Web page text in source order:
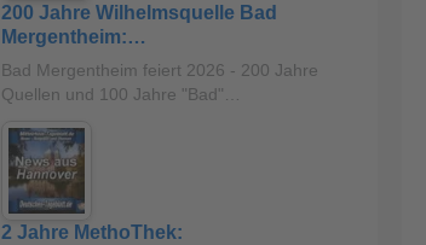
200 Jahre Wilhelmsquelle Bad
Mergentheim:…
Bad Mergentheim feiert 2026 - 200 Jahre
Quellen und 100 Jahre "Bad"…
2 Jahre MethoThek: